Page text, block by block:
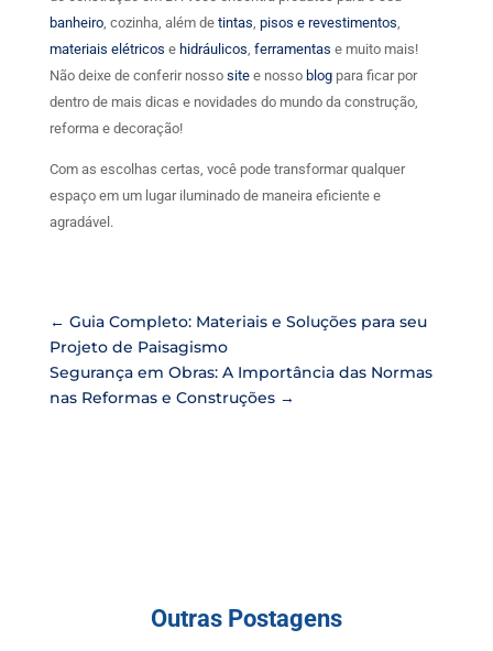
banheiro, cozinha, além de tintas pisos e revestimentos
materiais elétricos e hidráulicos ferramentas e muito mais!
Não deixe de conferir nosso sitee nosso blogpara ficar por
dentro de mais dicas e novidades do mundo da construção,
reforma e decoração!
Com as escolhas certas, você pode transformar qualquer
espaço em um lugar iluminado de maneira eficiente e
agradável.
← Guia Completo: Materiais e Soluções para seu
Projeto de Paisagismo
Segurança em Obras: A Importância das Normas
nas Reformas e Construções→
Outras Postagens